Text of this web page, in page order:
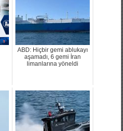
ABD: Hiçbir gemi ablukayı
aşamadı, 6 gemi İran
limanlarına yöneldi